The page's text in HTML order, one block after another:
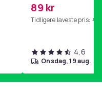
89 kr
Tidligere laveste pris: 99
4,6
onsdag, 19 aug.